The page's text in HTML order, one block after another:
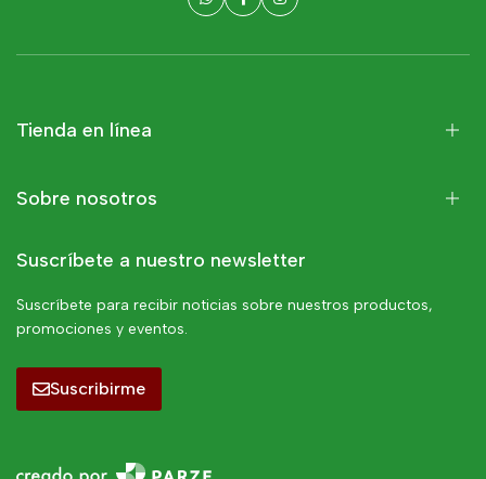
Tienda en línea
Sobre nosotros
Suscríbete a nuestro newsletter
Suscríbete para recibir noticias sobre nuestros productos,
promociones y eventos.
Suscribirme